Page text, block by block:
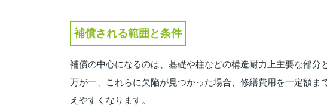
補償される範囲と条件
補償の中心になるのは、基礎や柱などの構造耐力上主要な部分
万が一、これらに欠陥が見つかった場合、修繕費用を一定額
えやすくなります。